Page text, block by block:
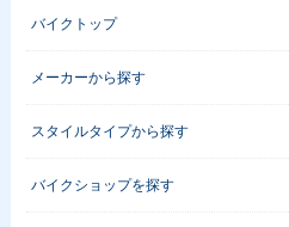
バイクトップ
メーカーから探す
スタイルタイプから探す
バイクショップを探す